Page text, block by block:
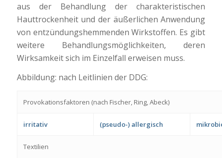
aus der Behandlung der charakteristischen
Hauttrockenheit und der äußerlichen Anwendung
von entzündungshemmenden Wirkstoffen. Es gibt
weitere Behandlungsmöglichkeiten, deren
Wirksamkeit sich im Einzelfall erweisen muss.
Abbildung: nach Leitlinien der DDG:
Provokationsfaktoren (nach Fischer, Ring, Abeck)
irritativ (pseudo-) allergisch
Textilien